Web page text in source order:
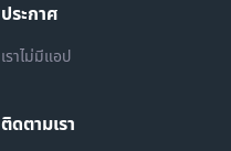
ประกาศ
เราไม่มีแอป
ติดตามเรา